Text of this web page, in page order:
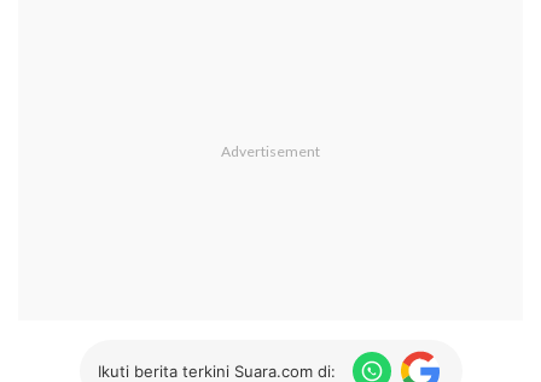
Ikuti berita terkini Suara.com di: